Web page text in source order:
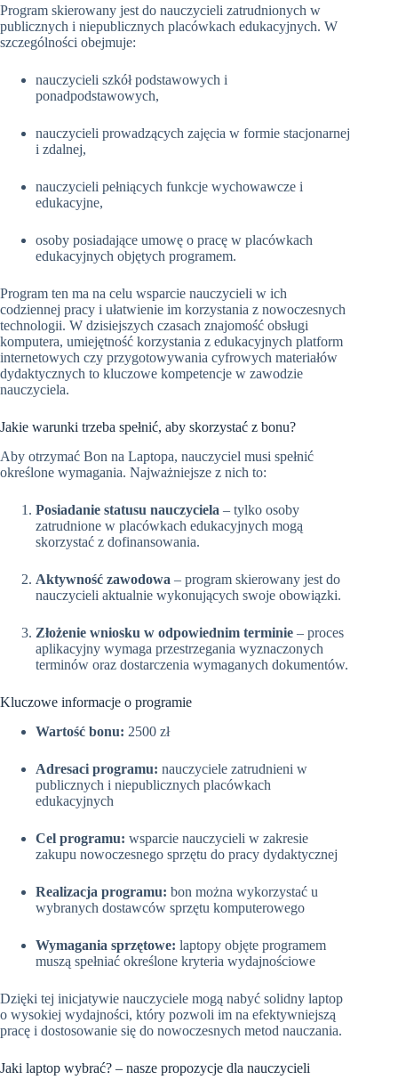
Program skierowany jest do nauczycieli zatrudnionych w
publicznych i niepublicznych placówkach edukacyjnych. W
szczególności obejmuje:
nauczycieli szkół podstawowych i
ponadpodstawowych,
nauczycieli prowadzących zajęcia w formie stacjonarnej
i zdalnej,
nauczycieli pełniących funkcje wychowawcze i
edukacyjne,
osoby posiadające umowę o pracę w placówkach
edukacyjnych objętych programem.
Program ten ma na celu wsparcie nauczycieli w ich
codziennej pracy i ułatwienie im korzystania z nowoczesnych
technologii. W dzisiejszych czasach znajomość obsługi
komputera, umiejętność korzystania z edukacyjnych platform
internetowych czy przygotowywania cyfrowych materiałów
dydaktycznych to kluczowe kompetencje w zawodzie
nauczyciela.
Jakie warunki trzeba spełnić, aby skorzystać z bonu?
Aby otrzymać Bon na Laptopa, nauczyciel musi spełnić
określone wymagania. Najważniejsze z nich to:
Posiadanie statusu nauczyciela – tylko osoby
zatrudnione w placówkach edukacyjnych mogą
skorzystać z dofinansowania.
Aktywność zawodowa – program skierowany jest do
nauczycieli aktualnie wykonujących swoje obowiązki.
Złożenie wniosku w odpowiednim terminie – proces
aplikacyjny wymaga przestrzegania wyznaczonych
terminów oraz dostarczenia wymaganych dokumentów.
Kluczowe informacje o programie
Wartość bonu: 2500 zł
Adresaci programu: nauczyciele zatrudnieni w
publicznych i niepublicznych placówkach
edukacyjnych
Cel programu: wsparcie nauczycieli w zakresie
zakupu nowoczesnego sprzętu do pracy dydaktycznej
Realizacja programu: bon można wykorzystać u
wybranych dostawców sprzętu komputerowego
Wymagania sprzętowe: laptopy objęte programem
muszą spełniać określone kryteria wydajnościowe
Dzięki tej inicjatywie nauczyciele mogą nabyć solidny laptop
o wysokiej wydajności, który pozwoli im na efektywniejszą
pracę i dostosowanie się do nowoczesnych metod nauczania.
Jaki laptop wybrać? – nasze propozycje dla nauczycieli